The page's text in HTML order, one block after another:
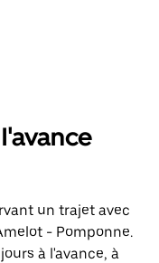
un trajet avec
- Pomponne.
à l'avance, à